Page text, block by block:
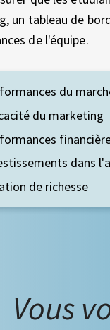
un tableau de
de l'équipe.
du
du marketing
dans
de richesse
Vous